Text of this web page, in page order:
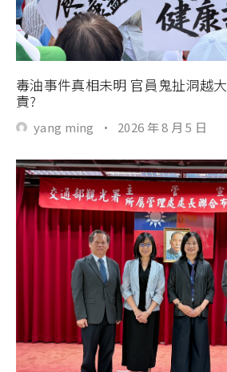
毒油事件真相未明 官員鬼扯洞越
責?
yang ming · 2026 年 8 月 5 日